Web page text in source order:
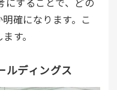
確になります。こ
す。
ルディングス